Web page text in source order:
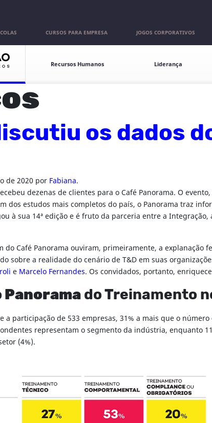
CURSOS PARA EMPRESA JOGOS CORPORATIVOS
Recursos Humanos Liderança
os dados
de 2020 por Fabiana.
dezenas de clientes para o Café Panorama. O
dos estudos mais completos do país, o Panorama traz
à sua 14ª edição e é fruto da parceria entre a Integração,
do Café Panorama ouviram, primeiramente, a
sobre a realidade do cenário de T&D em suas
e Marcelo Fernandes. Os convidados, portanto,
Panorama do Treinamento
a participação de 533 empresas, 31% a mais que o
representam o segmento da indústria, enquanto
(4%).